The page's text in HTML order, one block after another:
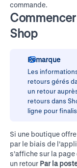
commande.
Shop
Remarque
Les
retours gérés
un retour
retours dans
ligne pour
Si une boutique
par le biais de
s’affiche sur la
un retour Par la